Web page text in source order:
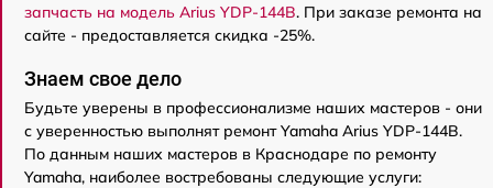
запчасть на модель Arius YDP-144B. При заказе ремонта на
сайте - предоставляется скидка -25%.
Знаем свое дело
Будьте уверены в профессионализме наших мастеров - они
с уверенностью выполнят ремонт Yamaha Arius YDP-144B.
По данным наших мастеров в Краснодаре по ремонту
Yamaha, наиболее востребованы следующие услуги: